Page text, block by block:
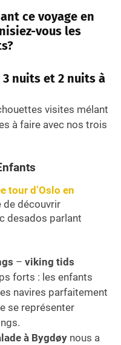
ce voyage en
vous les
3 nuits et 2 nuits à
visites mélant
à faire avec nos trois
tour d’Oslo en
de découvrir
desados parlant
– viking tids
forts : les enfants
navires parfaitement
se représenter
à Bygdøy nous a